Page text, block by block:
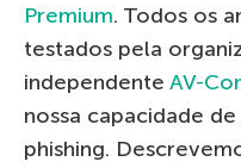
Premium. Todos os
testados pela
independente AV-
nossa capacidade
phishing.